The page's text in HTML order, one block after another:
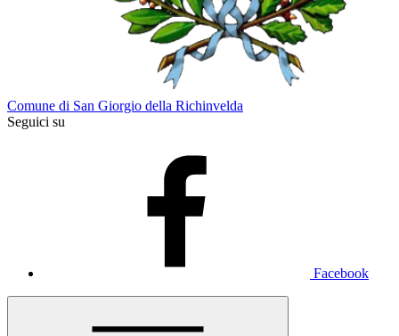
Comune di San Giorgio della Richinvelda
Seguici su
Facebook